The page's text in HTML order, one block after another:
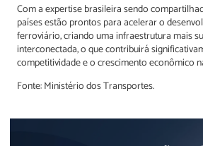
Com a expertise brasileira sendo
países estão prontos para acelerar o
ferroviário, criando uma infraestrutura mais
interconectada, o que contribuirá
competitividade e o crescimento econômico
Fonte: Ministério dos Transportes.